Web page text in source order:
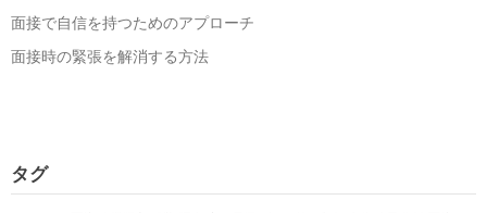
面接で自信を持つためのアプローチ
面接時の緊張を解消する方法
タグ